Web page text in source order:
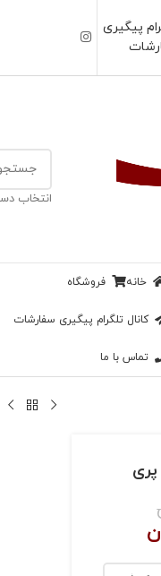
پیگیری
انتخاب
خانه فروشگاه
کانال تلگرام پیگیری سفارشات
تماس با ما